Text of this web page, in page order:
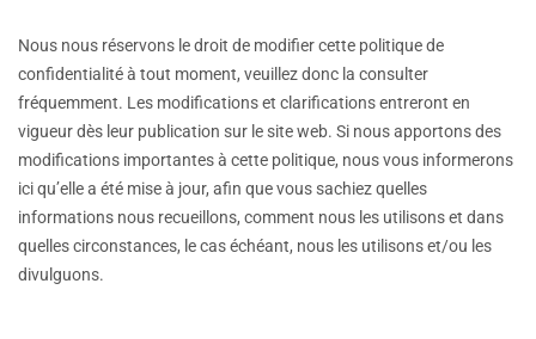
Nous nous réservons le droit de modifier cette politique de
confidentialité à tout moment, veuillez donc la consulter
fréquemment. Les modifications et clarifications entreront en
vigueur dès leur publication sur le site web. Si nous apportons des
modifications importantes à cette politique, nous vous informerons
ici qu’elle a été mise à jour, afin que vous sachiez quelles
informations nous recueillons, comment nous les utilisons et dans
quelles circonstances, le cas échéant, nous les utilisons et/ou les
divulguons.